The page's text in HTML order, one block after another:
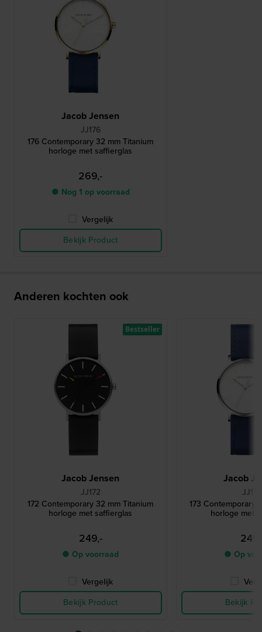
Jacob Jensen
JJ176
176 Contemporary 32 mm Titanium
horloge met saffierglas
269,-
● Nog 1 op voorraad
Vergelijk
Bekijk Product
Anderen kochten ook
Jacob Jensen
JJ172
172 Contemporary 32 mm Titanium
horloge met saffierglas
249,-
● Op voorraad
Vergelijk
Bekijk Product
Bestseller
Jacob
JJ173
173 Contemporary
horloge met
● Op
Bekijk